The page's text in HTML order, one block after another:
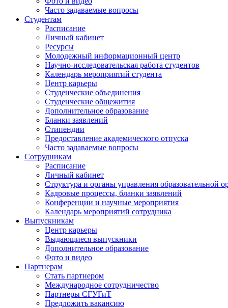
Часто задаваемые вопросы
Студентам
Расписание
Личный кабинет
Ресурсы
Молодежный информационный центр
Научно-исследовательская работа студентов
Календарь мероприятий студента
Центр карьеры
Студенческие объединения
Студенческие общежития
Дополнительное образование
Бланки заявлений
Стипендии
Предоставление академического отпуска
Часто задаваемые вопросы
Сотрудникам
Расписание
Личный кабинет
Структура и органы управления образовательной
Кадровые процессы, бланки заявлений
Конференции и научные мероприятия
Календарь мероприятий сотрудника
Выпускникам
Центр карьеры
Выдающиеся выпускники
Дополнительное образование
Фото и видео
Партнерам
Стать партнером
Международное сотрудничество
Партнеры СГУГиТ
Предложить вакансию